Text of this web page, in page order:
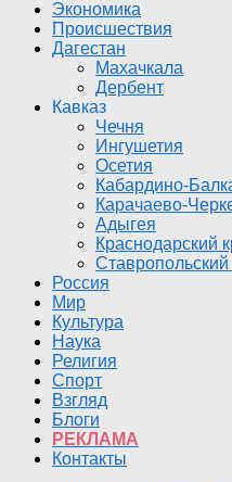
Экономика
Происшествия
Дагестан
Махачкала
Дербент
Кавказ
Чечня
Ингушетия
Осетия
Кабардино-
Карачаево-
Адыгея
Краснодарский
Ставропольский
Россия
Мир
Культура
Наука
Религия
Спорт
Взгляд
Блоги
РЕКЛАМА
Контакты